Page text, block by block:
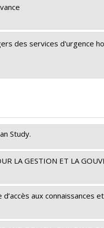
des services d'urgence
Study.
des services de santé
LA GESTION ET LA
aux connaissances